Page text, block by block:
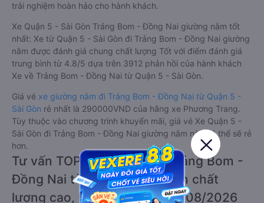
trải nghiệm hoàn hảo cho hành khách.
Xe Quận 5 - Sài Gòn Trảng Bom - Đồng Nai giường nằm tốt
nhất: Xe từ Quận 5 - Sài Gòn đi Trảng Bom - Đồng Nai giường
nằm được đánh giá chung chất lượng Tốt với điểm đánh giá
trung bình từ 4.8/5 dựa trên 3912 phản hồi của hành khách
Xe về Trảng Bom - Đồng Nai từ Quận 5 - Sài Gòn.
Giá vé xe giường nằm đi Trảng Bom - Đồng Nai từ Quận 5 -
Sài Gòn rẻ nhất là 290000VND của hãng xe Phương Trang.
Tùy thuộc vào chương trình khuyến mãi, giá vé Xe Quận 5 -
Sài Gòn đi Trảng Bom - Đồng Nai giường nằm này có thể sẽ rẻ
hơn.
Tư vấn TOP 3 xe khách đi Trảng Bom -
Đồng Nai từ Quận 5 - Sài Gòn chất
lượng cao, uy tín, giá rẻ nhất 08/2026